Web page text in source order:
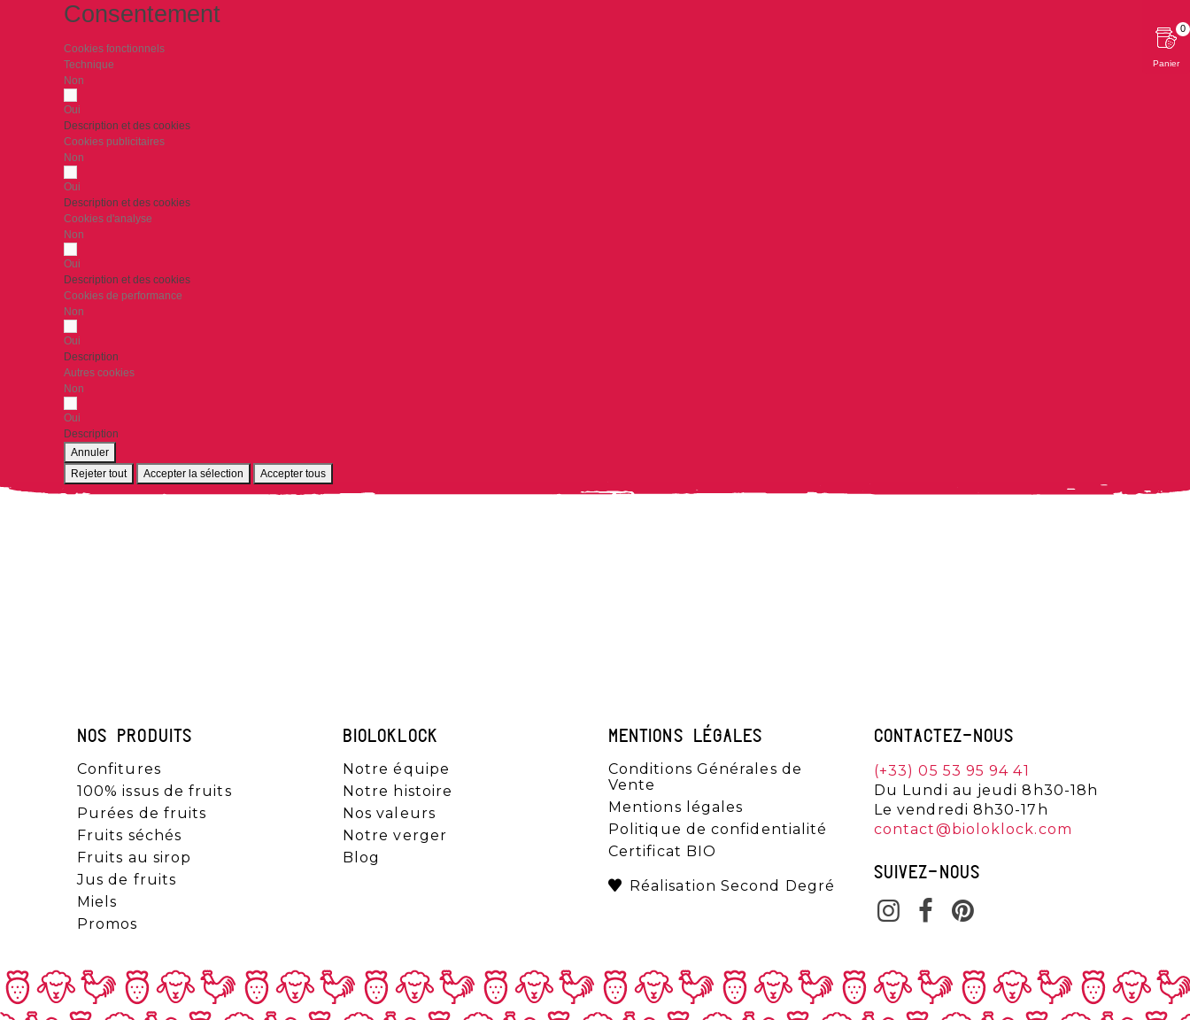
Consentement
Cookies fonctionnels
Technique
Non
Oui
Description et des cookies
Cookies publicitaires
Non
Oui
Description et des cookies
Cookies d'analyse
Non
Oui
Description et des cookies
Cookies de performance
Non
Oui
Description
Autres cookies
Non
Oui
Description
Annuler
Rejeter tout
Accepter la sélection Accepter tous
NOS PRODUITS
Confitures
100% issus de fruits
Purées de fruits
Fruits séchés
Fruits au sirop
Jus de fruits
Miels
Promos
BIOLOKLOCK
Notre équipe
Notre histoire
Nos valeurs
Notre verger
Blog
MENTIONS LÉGALES
Conditions Générales de
Vente
Mentions légales
Politique de confidentialité
Certificat BIO
Réalisation Second Degré
CONTACTEZ-NOUS
(+33) 05 53 95 94 41
Du Lundi au jeudi 8h30-18h
Le vendredi 8h30-17h
contact@bioloklock.com
SUIVEZ-NOUS
Panier
0